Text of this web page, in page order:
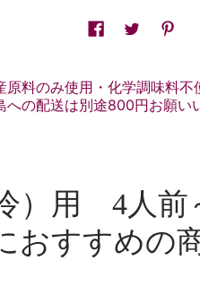
料のみ使用・化学調味料
の配送は別途800円お願い
）用 4人前
おすすめの